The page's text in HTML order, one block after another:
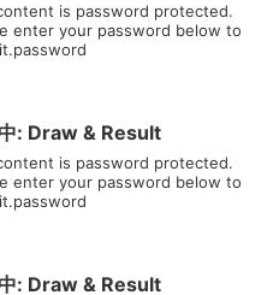
is password protected.
enter your password below to
: Draw & Result
is password protected.
enter your password below to
: Draw & Result